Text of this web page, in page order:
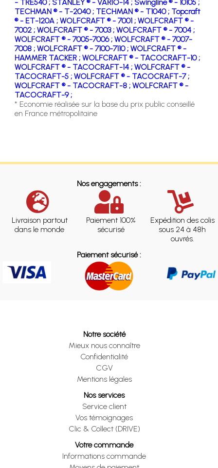
- TRE540 ; STANLEY ® - VARIO-14 ; Swingline ® - 10105 ;
TECHMAN ® - T-2040 ; TECHMAN ® - T1040 ; Topcraft
® - ET-120A ; WOLFCRAFT ® - 7001 ; WOLFCRAFT ® -
7002 ; WOLFCRAFT ® - 7003 ; WOLFCRAFT ® - 7004 ;
WOLFCRAFT ® - 7005-7006 ; WOLFCRAFT ® - 7007-
7008 ; WOLFCRAFT ® - 7100-7110 ; WOLFCRAFT ® -
HAMMER TACKER ; WOLFCRAFT ® - TACOCRAFT-10 ;
WOLFCRAFT ® - TACOCRAFT-14 ; WOLFCRAFT ® -
TACOCRAFT-5 ; WOLFCRAFT ® - TACOCRAFT-7 ;
WOLFCRAFT ® - TACOCRAFT-8 ; WOLFCRAFT ® -
TACOCRAFT-9 ;
* Economie réalisée sur la base du prix public conseillé
en France métropolitaine
Nos engagements :
Livraison partout
dans le monde
Paiement 100%
sécurisé
Expédition des colis
sous 24 à 48h
ouvrés.
Paiement sécurisé :
Notre société
Mieux nous connaître
Confidentialité
CGV
Mentions légales
Nos services
Service client
Vos témoignages
Clic & Collect (DRIVE)
Votre commande
Informations commande